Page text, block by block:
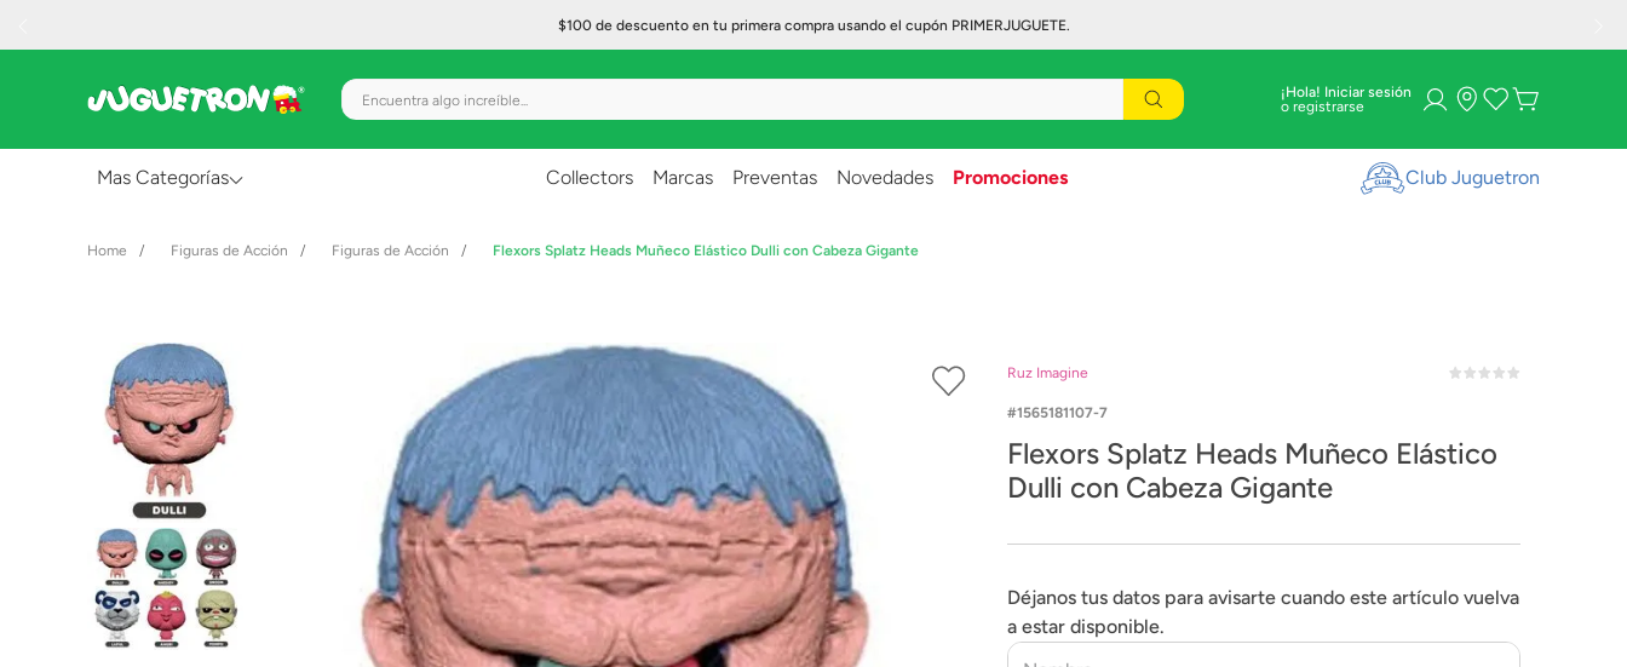
$100 de descuento en tu primera compra usando el cupón PRIMERJUGUETE.
Encuentra algo increíble... ¡Hola! Iniciar sesión
Mas Categorías
Creatividad y Arte
Figuras de Acción
Gadgets y Electrónicos
Juegos de Mesa
Lanzadores
Muñecas
Collectors Marcas Preventas Novedades Promociones Club Juguetron
Figuras de Acción Figuras de Acción Flexors Splatz Heads Muñeco Elástico Dulli con Cabeza Gigante
Ruz Imagine
1565181107-7
Flexors Splatz Heads Muñeco Elástico
Dulli con Cabeza Gigante
Déjanos tus datos para avisarte cuando este artículo vuelva
a estar disponible.